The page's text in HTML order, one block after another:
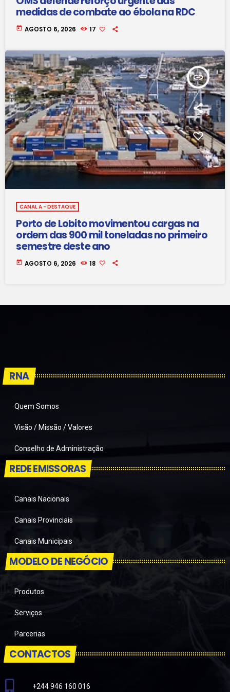
medidas de combate ao ébola na RDC
today AGOSTO 6, 2026 17
insert_link
CANAL A - DESTAQUE
Porto de Lobito movimentou cargas na
ordem das 900 mil toneladas no primeiro
semestre deste ano
today AGOSTO 6, 2026 18
RNA
Quem Somos
Visão / Missão / Valores
Conselho de Administração
REDE EMISSORAS
Canais Nacionais
Canais Provinciais
Canais Municipais
MODELO DE NEGÓCIO
Produtos
Serviços
Parcerias
CONTACTOS
+244 946 160 016